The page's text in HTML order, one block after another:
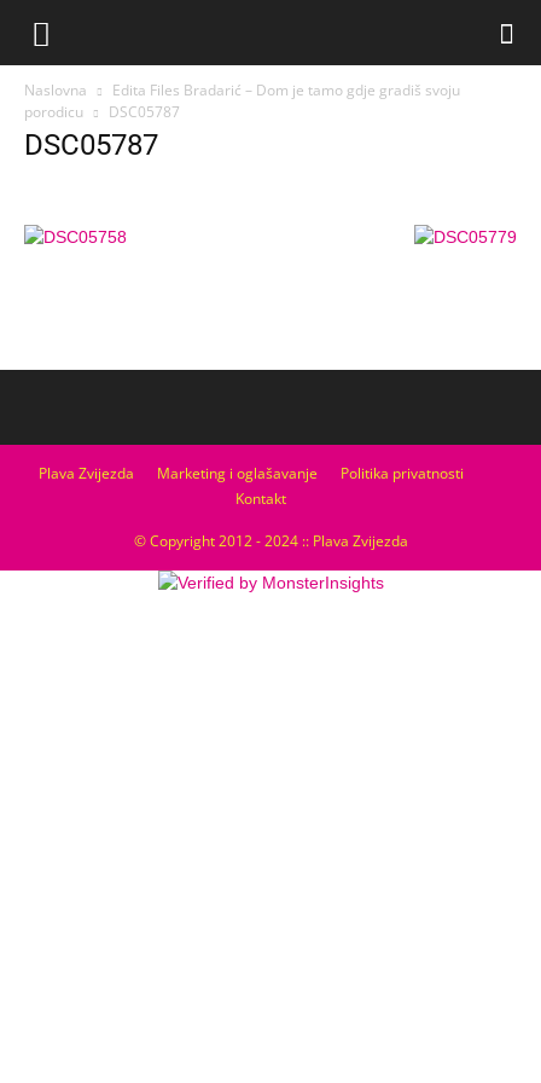
Naslovna
Edita Files Bradarić – Dom je tamo gdje gradiš svoju
porodicu
DSC05787
DSC05787
Plava Zvijezda Marketing i oglašavanje
Politika privatnosti
Kontakt
© Copyright 2012 - 2024 :: Plava Zvijezda